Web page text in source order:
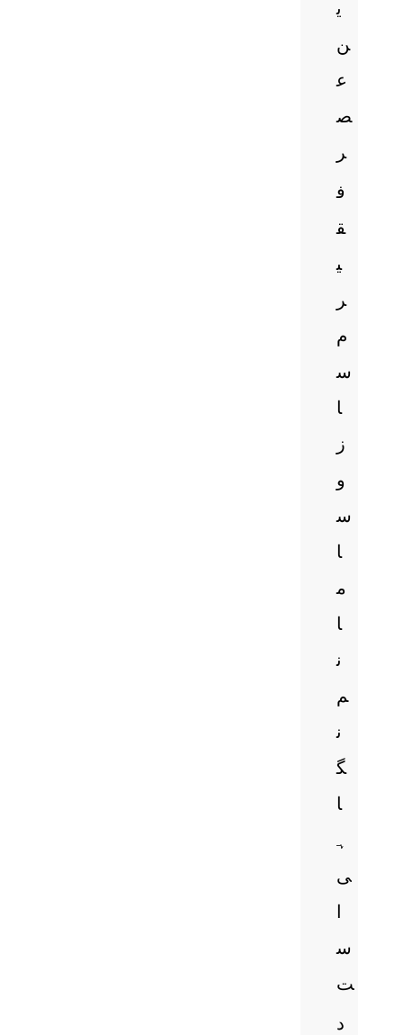
ی
ن
ع
ص
ر
ف
ق
ی
ر
م
س
ا
ز
و
س
ا
م
ا
ن
م
ن
گ
ا
ہ
ی
ا
س
ت
د